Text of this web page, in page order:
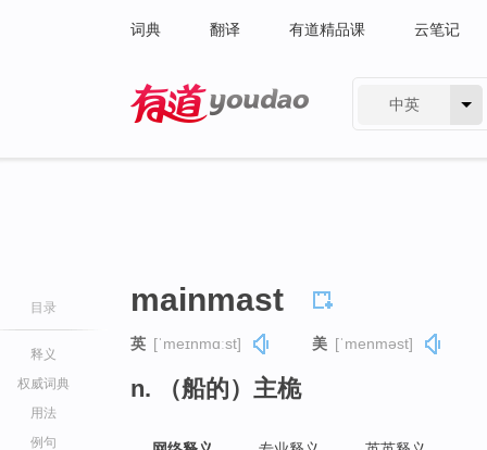
词典 翻译 有道精品课 云笔记
中英
目录
释义
权威词典
用法
例句
mainmast
英 [ˈmeɪnmɑːst] 美 [ˈmenməst]
n. （船的）主桅